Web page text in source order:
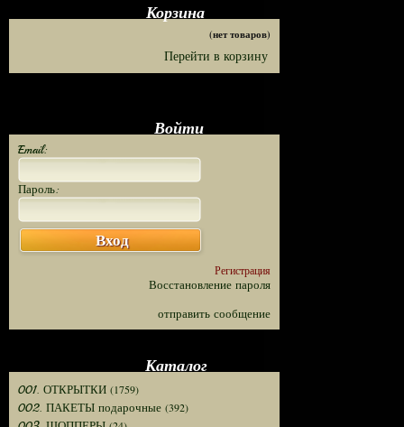
Корзина
(нет товаров)
Перейти в корзину
Войти
Email:
Пароль:
Вход
Регистрация
Восстановление пароля
отправить сообщение
Каталог
001. ОТКРЫТКИ (1759)
002. ПАКЕТЫ подарочные (392)